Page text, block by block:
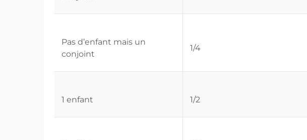
Pas d’enfant mais un
conjoint
1/4
1 enfant 1/2